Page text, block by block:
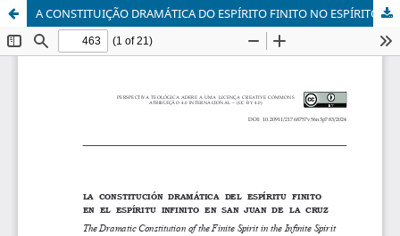
A CONSTITUIÇÃO DRAMÁTICA DO ESPÍRITO FINITO NO ESPÍRITO INFINITO EM SÃO JOÃO DA CRUZ